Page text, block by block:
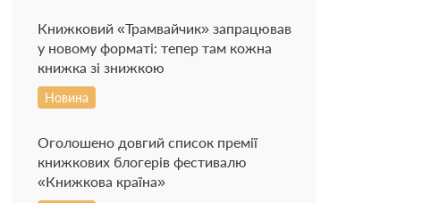
Книжковий «Трамвайчик» запрацював
у новому форматі: тепер там кожна
книжка зі знижкою
Новина
Оголошено довгий список премії
книжкових блогерів фестивалю
«Книжкова країна»